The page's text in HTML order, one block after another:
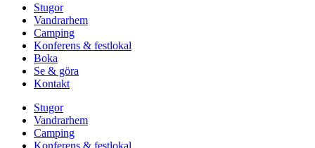
Stugor
Vandrarhem
Camping
Konferens & festlokal
Boka
Se & göra
Kontakt
Stugor
Vandrarhem
Camping
Konferens & festlokal